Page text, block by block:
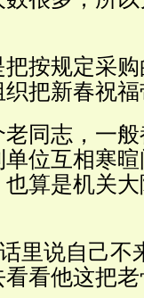
按规定采
把新春祝
同志，一
位互相寒
算是机关
里说自己不
看他这把